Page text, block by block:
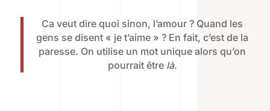
Ca veut dire quoi sinon, l’amour ? Quand les
gens se disent « je t’aime » ? En fait, c’est de la
paresse. On utilise un mot unique alors qu’on
pourrait être là.